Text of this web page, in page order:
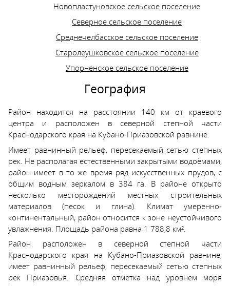
Новопластуновское сельское поселение
Северное сельское поселение
Среднечелбасское сельское поселение
Старолеушковское сельское поселение
Упорненское сельское поселение
География
Район находится на расстоянии 140 км от краевого
центра и расположен в северной степной части
Краснодарского края на Кубано-Приазовской равнине.
Имеет равнинный рельеф, пересекаемый сетью степных
рек. Не располагая естественными закрытыми водоёмами,
район имеет в то же время ряд искусственных прудов, с
общим водным зеркалом в 384 га. В районе открыто
несколько месторождений местных строительных
материалов (песок и глина). Климат умеренно-
континентальный, район относится к зоне неустойчивого
увлажнения. Площадь района равна 1 788,8 км².
Район расположен в северной степной части
Краснодарского края на Кубано-Приазовской равнине,
имеет равнинный рельеф, пересекаемый сетью степных
рек Приазовья. Средняя отметка над уровнем моря